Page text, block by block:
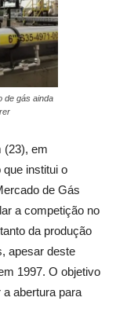
de gás ainda
(23), em
institui o
de Gás
a competição no
da produção
apesar deste
1997. O objetivo
abertura para